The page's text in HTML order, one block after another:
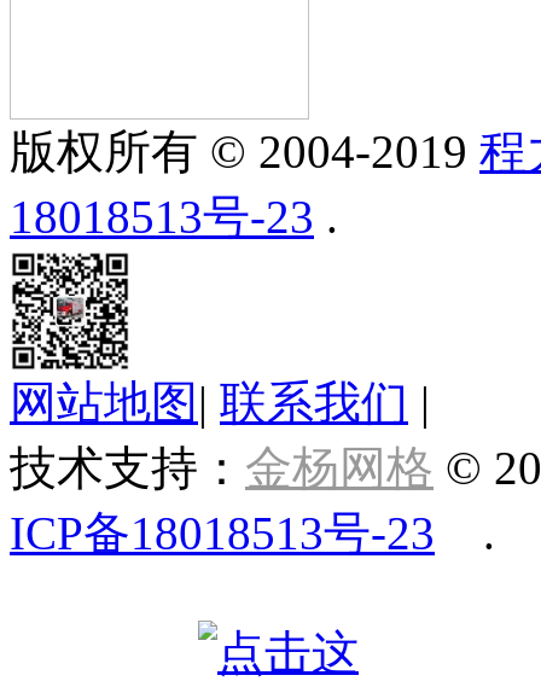
版权所有 © 2004-2019 程
18018513号-23 .
网站地图 | 联系我们 |
技术支持： 金杨网格 ©
ICP备18018513号-23 .